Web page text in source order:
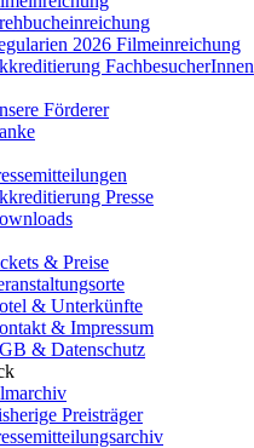
2026 Filmeinreichung
FachbesucherInnen
Förderer
Presse
& Preise
& Unterkünfte
& Impressum
& Datenschutz
Preisträger